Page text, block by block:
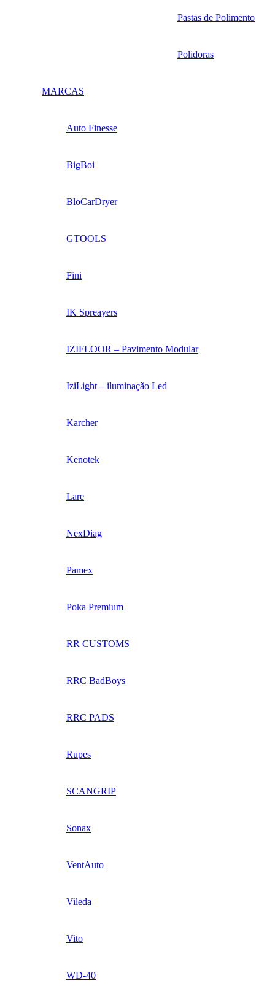
Pastas de Polimento
Polidoras
MARCAS
Auto Finesse
BigBoi
BloCarDryer
GTOOLS
Fini
IK Spreayers
IZIFLOOR – Pavimento Modular
IziLight – iluminação Led
Karcher
Kenotek
Lare
NexDiag
Pamex
Poka Premium
RR CUSTOMS
RRC BadBoys
RRC PADS
Rupes
SCANGRIP
Sonax
VentAuto
Vileda
Vito
WD-40